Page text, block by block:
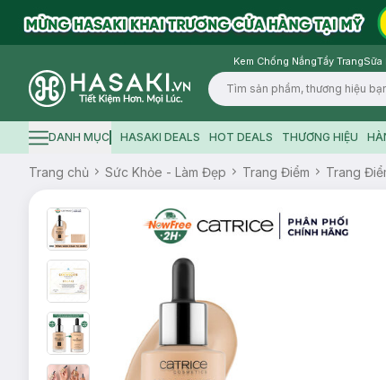
Kem Chống NắngTẩy TrangSữa
Logo
Hamburger icon
DANH MỤC HASAKI DEALS HOT DEALS THƯƠNG HIỆU
Trang chủ Sức Khỏe - Làm Đẹp Trang Điểm Trang